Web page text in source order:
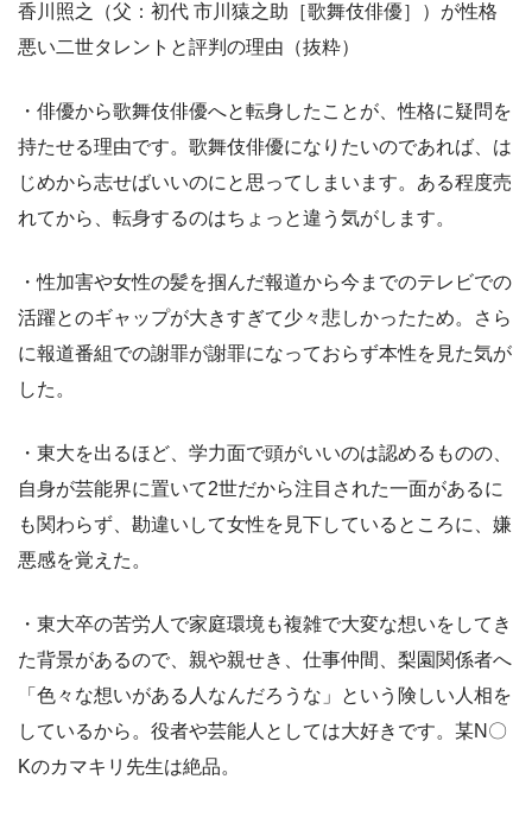
香川照之（父：初代 市川猿之助［歌舞伎俳優］）が性格
悪い二世タレントと評判の理由（抜粋）
・俳優から歌舞伎俳優へと転身したことが、性格に疑問を
持たせる理由です。歌舞伎俳優になりたいのであれば、は
じめから志せばいいのにと思ってしまいます。ある程度売
れてから、転身するのはちょっと違う気がします。
・性加害や女性の髪を掴んだ報道から今までのテレビでの
活躍とのギャップが大きすぎて少々悲しかったため。さら
に報道番組での謝罪が謝罪になっておらず本性を見た気が
した。
・東大を出るほど、学力面で頭がいいのは認めるものの、
自身が芸能界に置いて2世だから注目された一面があるに
も関わらず、勘違いして女性を見下しているところに、嫌
悪感を覚えた。
・東大卒の苦労人で家庭環境も複雑で大変な想いをしてき
た背景があるので、親や親せき、仕事仲間、梨園関係者へ
「色々な想いがある人なんだろうな」という険しい人相を
しているから。役者や芸能人としては大好きです。某N〇
Kのカマキリ先生は絶品。